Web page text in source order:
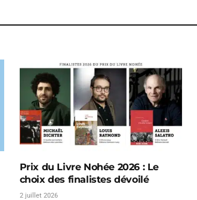
Prix du Livre Nohée 2026 : Le
choix des finalistes dévoilé
2 juillet 2026